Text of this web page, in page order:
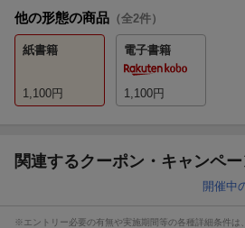
他の形態の商品 （全2件）
紙書籍
1,100円
電子書籍
1,100円
関連するクーポン・キャンペー
開催中
※エントリー必要の有無や実施期間等の各種詳細条件は